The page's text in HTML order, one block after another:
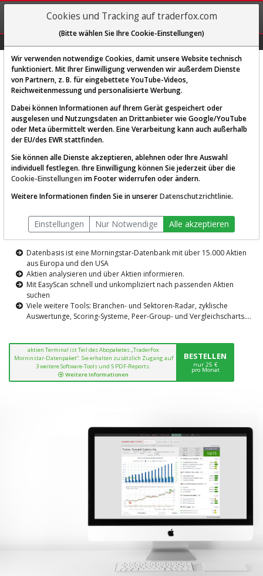
REGIS-
TRIEREN
Diese Funktion ist nur für
AKTIEN-TERMINAL
Die Aktienanalyse-Plattform von
TraderFox
Datenbasis ist eine Morningstar-Datenbank mit über 15.000 Aktien
aus Europa und den USA
Aktien analysieren und über Aktien informieren.
Mit EasyScan schnell und unkompliziert nach passenden Aktien
suchen
Viele weitere Tools: Branchen- und Sektoren-Radar, zyklische
Auswertunge, Scoring-Systeme, Peer-Group- und Vergleichscharts....
aktien Terminal ist Teil des Abopaketes „TraderFox
Morninstar-Datenpaket“. Sie erhalten zusätzlich Zugang auf
3 weitere Software-Tools und 5 PDF-Reports.
Weitere Informationen
BESTELLEN
nur 25 €
pro Monat
Cookies und Tracking auf traderfox.com
(Bitte wählen Sie Ihre Cookie-Einstellungen)
Wir verwenden notwendige Cookies, damit unsere Website technisch
funktioniert. Mit Ihrer Einwilligung verwenden wir außerdem Dienste
von Partnern, z. B. für eingebettete YouTube-Videos,
Reichweitenmessung und personalisierte Werbung.
Dabei können Informationen auf Ihrem Gerät gespeichert oder
ausgelesen und Nutzungsdaten an Drittanbieter wie Google/YouTube
oder Meta übermittelt werden. Eine Verarbeitung kann auch außerhalb
der EU/des EWR stattfinden.
Sie können alle Dienste akzeptieren, ablehnen oder Ihre Auswahl
individuell festlegen. Ihre Einwilligung können Sie jederzeit über die
Cookie-Einstellungen im Footer widerrufen oder ändern.
Weitere Informationen finden Sie in unsererDatenschutzrichtlinie.
Einstellungen Nur Notwendige Alle akzeptieren